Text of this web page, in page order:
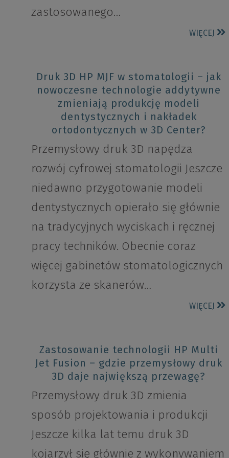
zastosowanego…
WIĘCEJ
Druk 3D HP MJF w stomatologii – jak
nowoczesne technologie addytywne
zmieniają produkcję modeli
dentystycznych i nakładek
ortodontycznych w 3D Center?
Przemysłowy druk 3D napędza
rozwój cyfrowej stomatologii Jeszcze
niedawno przygotowanie modeli
dentystycznych opierało się głównie
na tradycyjnych wyciskach i ręcznej
pracy techników. Obecnie coraz
więcej gabinetów stomatologicznych
korzysta ze skanerów…
WIĘCEJ
Zastosowanie technologii HP Multi
Jet Fusion – gdzie przemysłowy druk
3D daje największą przewagę?
Przemysłowy druk 3D zmienia
sposób projektowania i produkcji
Jeszcze kilka lat temu druk 3D
kojarzył się głównie z wykonywaniem